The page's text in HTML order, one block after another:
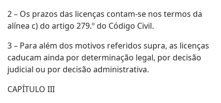
2 – Os prazos das licenças contam-se nos termos da
alínea c) do artigo 279.º do Código Civil.
3 – Para além dos motivos referidos supra, as licenças
caducam ainda por determinação legal, por decisão
judicial ou por decisão administrativa.
CAPÍTULO III